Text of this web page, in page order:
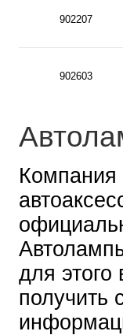
902207
902603
Компания
для
получить